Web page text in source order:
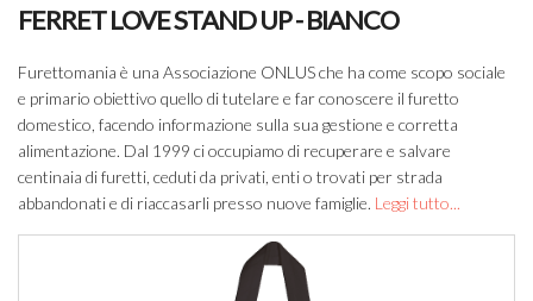
FERRET LOVE STAND UP - BIANCO
Furettomania è una Associazione ONLUS che ha come scopo sociale
e primario obiettivo quello di tutelare e far conoscere il furetto
domestico, facendo informazione sulla sua gestione e corretta
alimentazione. Dal 1999 ci occupiamo di recuperare e salvare
centinaia di furetti, ceduti da privati, enti o trovati per strada
abbandonati e di riaccasarli presso nuove famiglie. Leggi tutto...